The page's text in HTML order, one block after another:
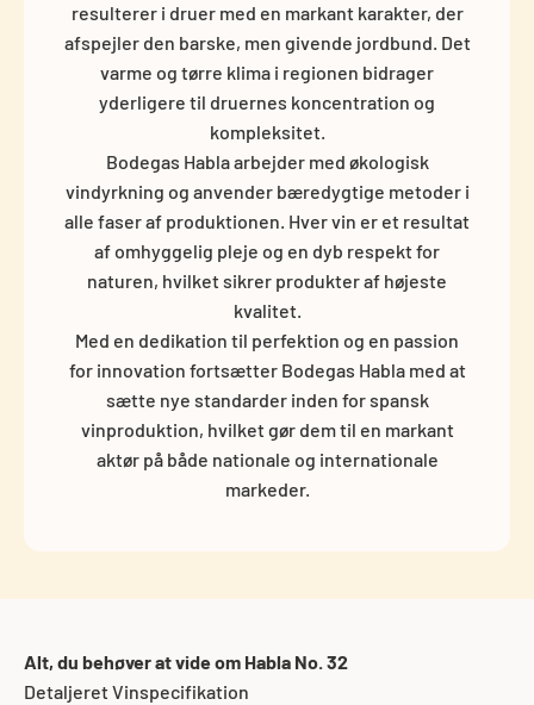
resulterer i druer med en markant karakter, der
afspejler den barske, men givende jordbund. Det
varme og tørre klima i regionen bidrager
yderligere til druernes koncentration og
kompleksitet.
Bodegas Habla arbejder med økologisk
vindyrkning og anvender bæredygtige metoder i
alle faser af produktionen. Hver vin er et resultat
af omhyggelig pleje og en dyb respekt for
naturen, hvilket sikrer produkter af højeste
kvalitet.
Med en dedikation til perfektion og en passion
for innovation fortsætter Bodegas Habla med at
sætte nye standarder inden for spansk
vinproduktion, hvilket gør dem til en markant
aktør på både nationale og internationale
markeder.
Alt, du behøver at vide om Habla No. 32
Detaljeret Vinspecifikation